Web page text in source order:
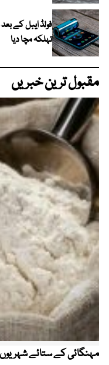
فولڈ ایبل کے
تہلکہ مچا دیا
مقبول ترین خبریں
مہنگائی کے ستائے